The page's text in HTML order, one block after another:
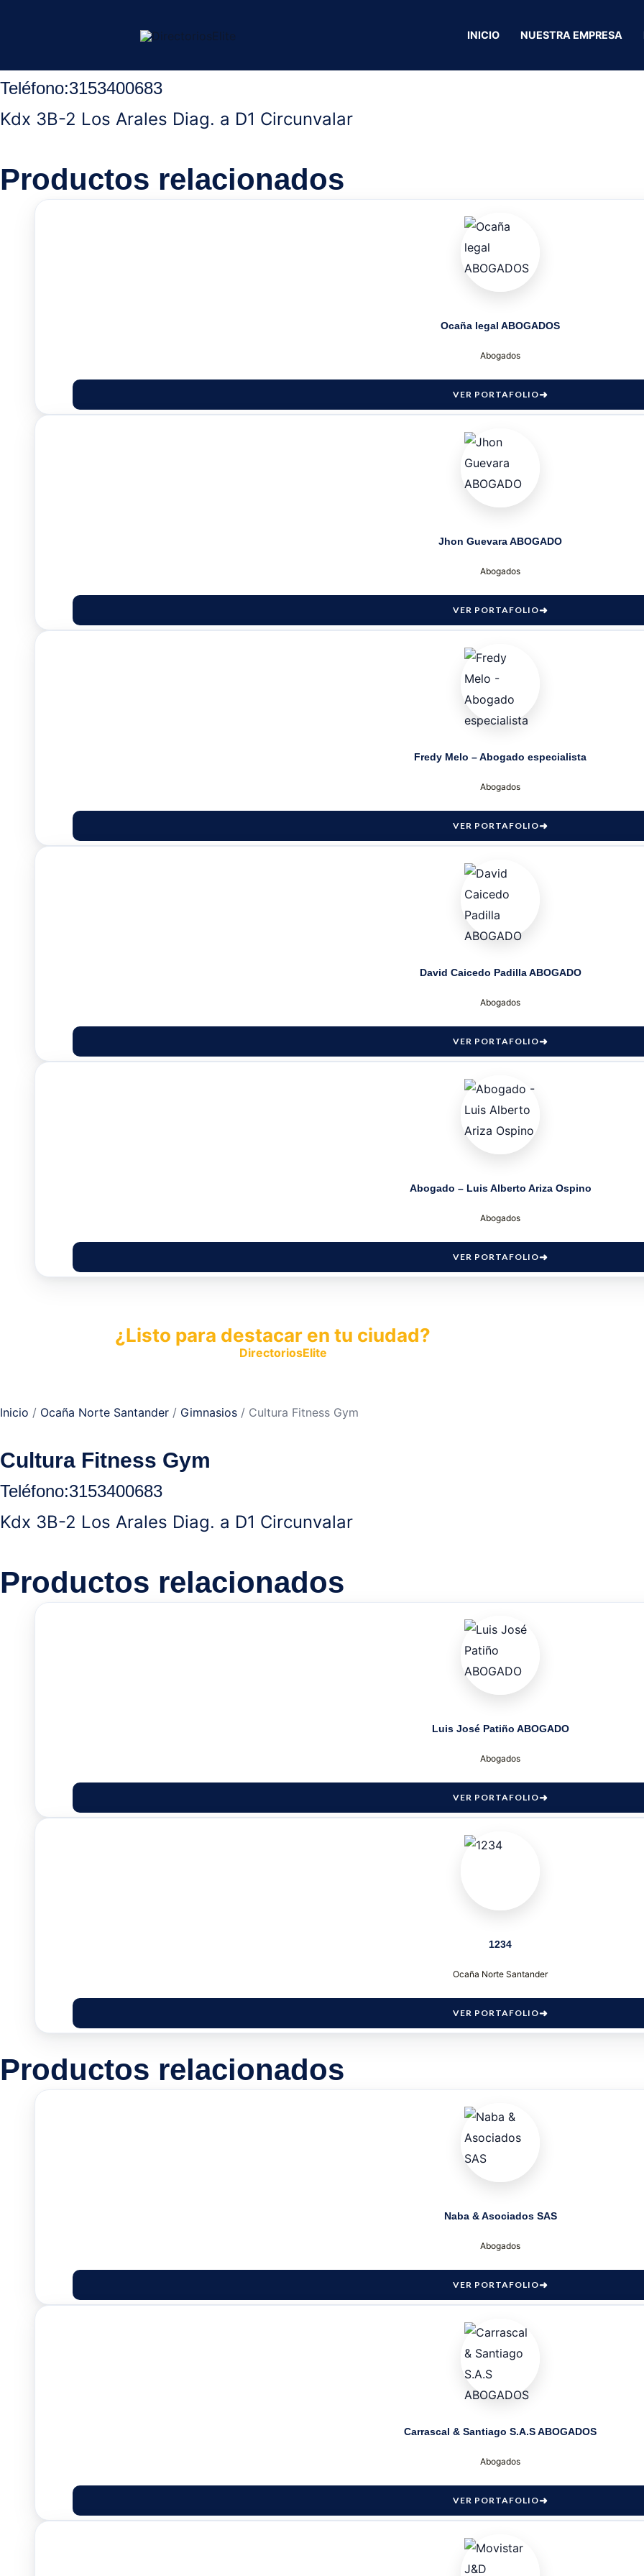
INICIO NUESTRA EMPRESA
Teléfono:3153400683
Kdx 3B-2 Los Arales Diag. a D1 Circunvalar
Productos relacionados
Ocaña legal ABOGADOS
Abogados
VER PORTAFOLIO
Jhon Guevara ABOGADO
Abogados
VER PORTAFOLIO
Fredy Melo – Abogado especialista
Abogados
VER PORTAFOLIO
David Caicedo Padilla ABOGADO
Abogados
VER PORTAFOLIO
Abogado – Luis Alberto Ariza Ospino
Abogados
VER PORTAFOLIO
¿Listo para destacar en tu ciudad?
DirectoriosElite
Inicio / Ocaña Norte Santander / Gimnasios / Cultura Fitness Gym
Cultura Fitness Gym
Teléfono:3153400683
Kdx 3B-2 Los Arales Diag. a D1 Circunvalar
Productos relacionados
Luis José Patiño ABOGADO
Abogados
VER PORTAFOLIO
1234
Ocaña Norte Santander
VER PORTAFOLIO
Productos relacionados
Naba & Asociados SAS
Abogados
VER PORTAFOLIO
Carrascal & Santiago S.A.S ABOGADOS
Abogados
VER PORTAFOLIO